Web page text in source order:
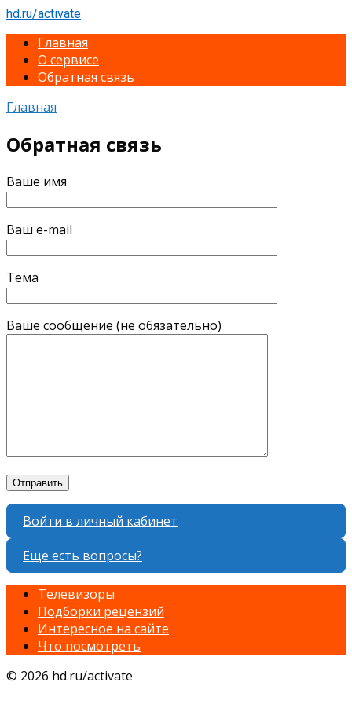
Перейти
к
контенту
hd.ru/activate
Главная
О сервисе
Обратная связь
Главная
Обратная связь
Ваше имя
Ваш e-mail
Тема
Ваше сообщение (не обязательно)
Войти в личный кабинет
Еще есть вопросы?
Телевизоры
Подборки рецензий
Интересное на сайте
Что посмотреть
© 2026 hd.ru/activate